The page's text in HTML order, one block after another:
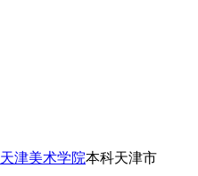
天津美术学院本科天津市